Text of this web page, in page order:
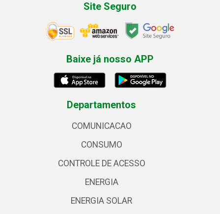
Site Seguro
Baixe já nosso APP
Departamentos
COMUNICACAO
CONSUMO
CONTROLE DE ACESSO
ENERGIA
ENERGIA SOLAR